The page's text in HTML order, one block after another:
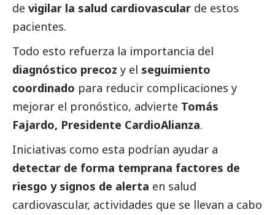
de vigilar la salud cardiovascular de estos
pacientes.
Todo esto refuerza la importancia del
diagnóstico precoz y el seguimiento
coordinado para reducir complicaciones y
mejorar el pronóstico, advierte Tomás
Fajardo, Presidente CardioAlianza.
Iniciativas como esta podrían ayudar a
detectar de forma temprana factores de
riesgo y signos de alerta en salud
cardiovascular, actividades que se llevan a cabo